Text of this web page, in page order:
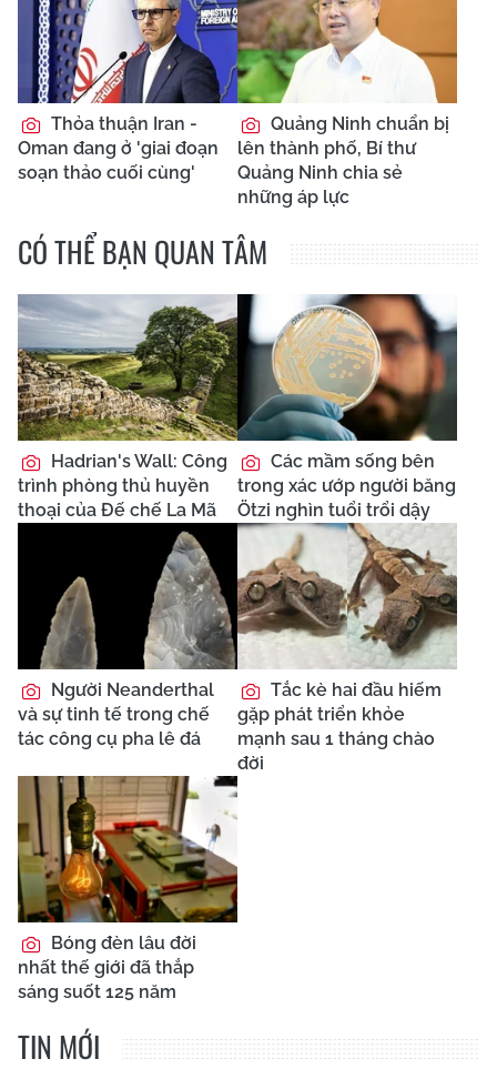
Thỏa thuận Iran -
Oman đang ở 'giai đoạn
soạn thảo cuối cùng'
Quảng Ninh chuẩn bị
lên thành phố, Bí thư
Quảng Ninh chia sẻ
những áp lực
CÓ THỂ BẠN QUAN TÂM
Hadrian's Wall: Công
trình phòng thủ huyền
thoại của Đế chế La Mã
Các mầm sống bên
trong xác ướp người băng
Ötzi nghìn tuổi trổi dậy
Người Neanderthal
và sự tinh tế trong chế
tác công cụ pha lê đá
Tắc kè hai đầu hiếm
gặp phát triển khỏe
mạnh sau 1 tháng chào
đời
Bóng đèn lâu đời
nhất thế giới đã thắp
sáng suốt 125 năm
TIN MỚI